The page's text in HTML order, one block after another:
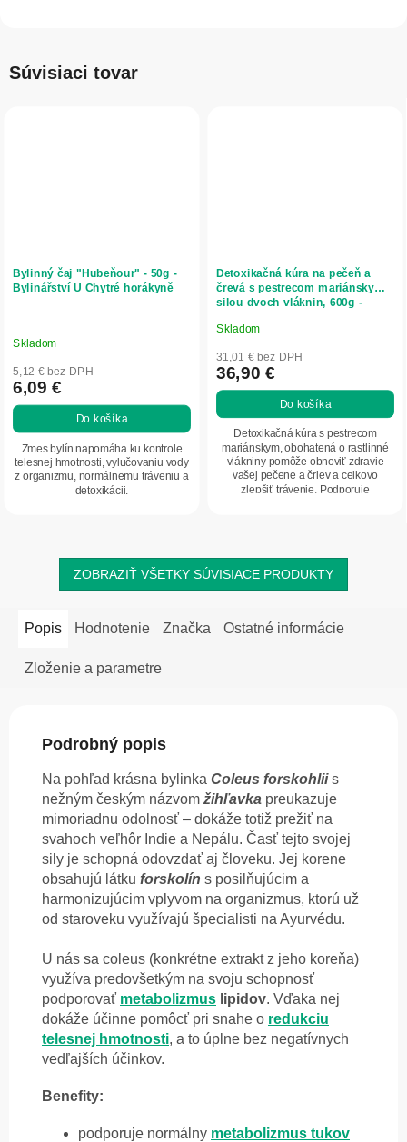
Súvisiaci tovar
Bylinný čaj "Hubeňour" - 50g -
Bylinářství U Chytré horákyně
Skladom
5,12 € bez DPH
6,09 €
Do košíka
Zmes bylín napomáha ku kontrole
telesnej hmotnosti, vylučovaniu vody
z organizmu, normálnemu tráveniu a
detoxikácii.
Detoxikačná kúra na pečeň a
črevá s pestrecom mariánskym a
silou dvoch vláknin, 600g -
Priemerné
hodnotenie
produktu
je
5,0
5
hviezdičiek.
Skladom
31,01 € bez DPH
36,90 €
Do košíka
Detoxikačná kúra s pestrecom
mariánskym, obohatená o rastlinné
vlákniny pomôže obnoviť zdravie
vašej pečene a čriev a celkovo
zlepšiť trávenie. Podporuje
ZOBRAZIŤ VŠETKY SÚVISIACE PRODUKTY
Popis Hodnotenie Značka Ostatné informácie
Zloženie a parametre
Podrobný popis
Na pohľad krásna bylinka Coleus forskohlii s
nežným českým názvom žihľavka preukazuje
mimoriadnu odolnosť – dokáže totiž prežiť na
svahoch veľhôr Indie a Nepálu. Časť tejto svojej
sily je schopná odovzdať aj človeku. Jej korene
obsahujú látku forskolín s posilňujúcim a
harmonizujúcim vplyvom na organizmus, ktorú už
od staroveku využívajú špecialisti na Ayurvédu.
U nás sa coleus (konkrétne extrakt z jeho koreňa)
využíva predovšetkým na svoju schopnosť
podporovať metabolizmus lipidov. Vďaka nej
dokáže účinne pomôcť pri snahe o redukciu
telesnej hmotnosti, a to úplne bez negatívnych
vedľajších účinkov.
Benefity:
podporuje normálny metabolizmus tukov